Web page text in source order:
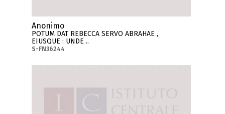
Anonimo
POTUM DAT REBECCA SERVO ABRAHAE ,
EIUSQUE : UNDE ..
S-FN36244